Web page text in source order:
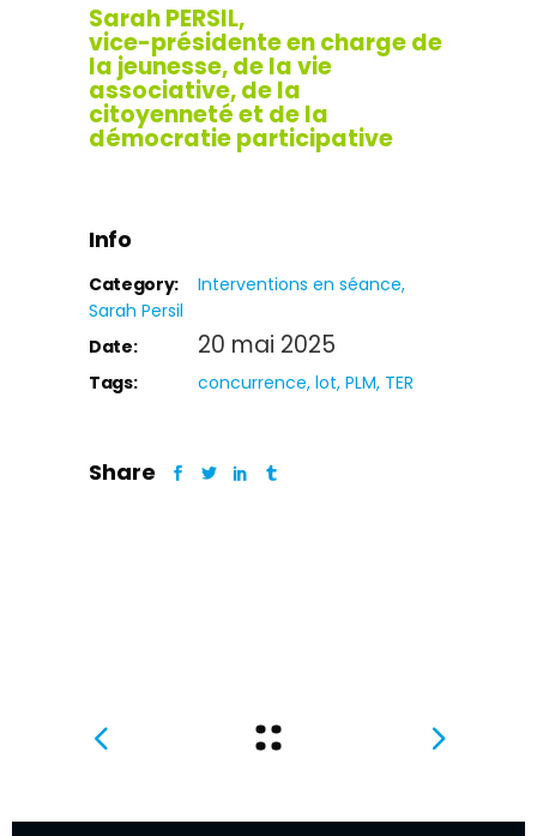
Sarah PERSIL,
vice-présidente en charge de
la jeunesse, de la vie
associative, de la
citoyenneté et de la
démocratie participative
Info
Category:
Interventions en séance
Sarah Persil
Date:
20 mai 2025
Tags: concurrence lot PLM TER
Share